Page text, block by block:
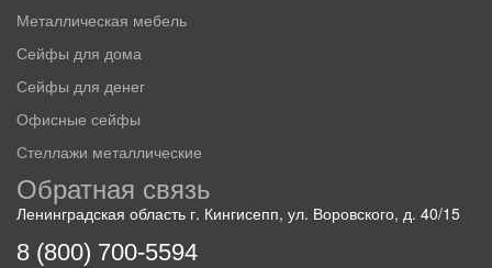
Металлическая мебель
Сейфы для дома
Сейфы для денег
Офисные сейфы
Стеллажи металлические
Обратная связь
Ленинградская область г. Кингисепп, ул. Воровского, д. 40/15
8 (800) 700-5594